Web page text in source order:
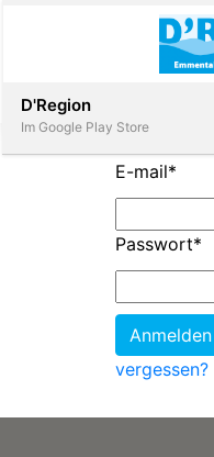
E-mail*
Passwort*
vergessen?
D'Region
Im Google Play Store